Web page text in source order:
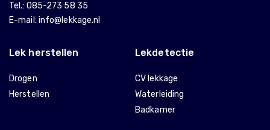
Tel.: 085-273 58 35
E-mail: info@lekkage.nl
Lekdetectie
CV lekkage
Waterleiding
Badkamer
Lek herstellen
Drogen
Herstellen